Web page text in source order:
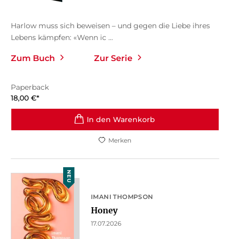
Harlow muss sich beweisen – und gegen die Liebe ihres
Lebens kämpfen: «Wenn ic ...
Zum Buch Zur Serie
Paperback
18,00 €*
In den Warenkorb
Merken
NEU
IMANI THOMPSON
Honey
17.07.2026